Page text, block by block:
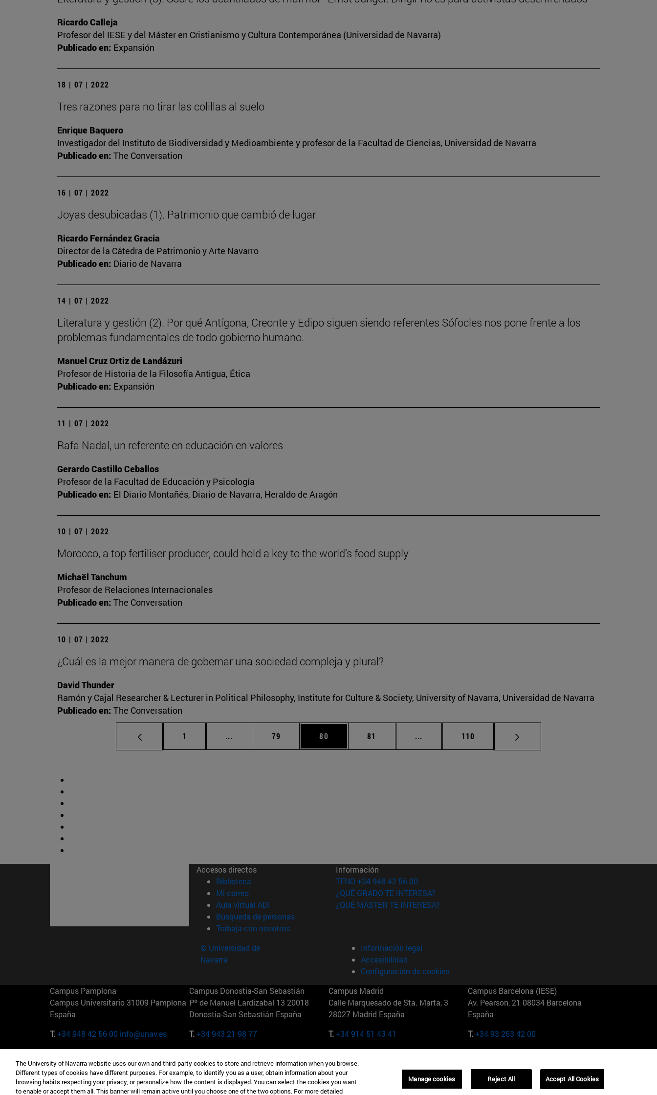
Ricardo Calleja
Profesor del IESE y del Máster en Cristianismo y Cultura Contemporánea (Universidad de Navarra)
Publicado en: Expansión
18 | 07 | 2022
Tres razones para no tirar las colillas al suelo
Enrique Baquero
Investigador del Instituto de Biodiversidad y Medioambiente y profesor de la Facultad de Ciencias, Universidad de Navarra
Publicado en: The Conversation
16 | 07 | 2022
Joyas desubicadas (1). Patrimonio que cambió de lugar
Ricardo Fernández Gracia
Director de la Cátedra de Patrimonio y Arte Navarro
Publicado en: Diario de Navarra
14 | 07 | 2022
Literatura y gestión (2). Por qué Antígona, Creonte y Edipo siguen siendo referentes Sófocles nos pone frente a los
problemas fundamentales de todo gobierno humano.
Manuel Cruz Ortiz de Landázuri
Profesor de Historia de la Filosofía Antigua, Ética
Publicado en: Expansión
11 | 07 | 2022
Rafa Nadal, un referente en educación en valores
Gerardo Castillo Ceballos
Profesor de la Facultad de Educación y Psicología
Publicado en: El Diario Montañés, Diario de Navarra, Heraldo de Aragón
10 | 07 | 2022
Morocco, a top fertiliser producer, could hold a key to the world’s food supply
Michaël Tanchum
Profesor de Relaciones Internacionales
Publicado en: The Conversation
10 | 07 | 2022
¿Cuál es la mejor manera de gobernar una sociedad compleja y plural?
David Thunder
Ramón y Cajal Researcher & Lecturer in Political Philosophy, Institute for Culture & Society, University of Navarra, Universidad de Navarra
Publicado en: The Conversation
Página
1 ... Páginas intermedias Use TAB para desplazarse.
Página
79 Página
80 Página
81 ... Páginas intermedias Use TAB para desplazarse.
Página
110
Accesos directos
Biblioteca (abre en nueva ventana)
Mi correo(abre en nueva ventana)
Aula virtual ADI (abre en nueva ventana)
Búsqueda de personas(abre en nueva ventana)
Trabaja con nosotros(abre en nueva ventana)
Información
TFNO +34 948 42 56 00
¿QUÉ GRADO TE INTERESA?
¿QUÉ MÁSTER TE INTERESA?
© Universidad de
Navarra
Información legal
Accesibilidad
Configuración de cookies
Campus Pamplona
Campus Universitario 31009 Pamplona
España
T.+34 948 42 56 00 info@unav.es
Campus Donostia-San Sebastián
Pº de Manuel Lardizabal 13 20018
Donostia-San Sebastián España
T.+34 943 21 98 77
Campus Madrid
Calle Marquesado de Sta. Marta, 3
28027 Madrid España
T.+34 914 51 43 41
Campus Barcelona (IESE)
Av. Pearson, 21 08034 Barcelona
España
T.+34 93 253 42 00
Camino del Cerro Águila 3 28023
Madrid España
165 W 57th St 10019-2201 Nueva York
EE.UU
Maria-Theresia-Straße 15 81675
Múnich Alemania
01321001 Bela Vista Brasil
The University of Navarra website uses our own and third-party cookies to store and retrieve information when you browse.
Different types of cookies have different purposes. For example, to identify you as a user, obtain information about your
browsing habits respecting your privacy, or personalize how the content is displayed. You can select the cookies you want
to enable or accept them all. This banner will remain active until you choose one of the two options. For more detailed
Manage cookies Reject All Accept All Cookies